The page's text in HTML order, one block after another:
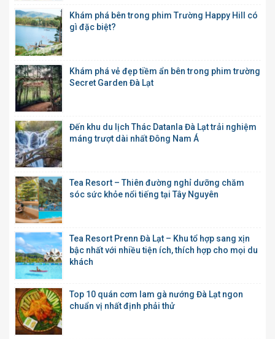
Khám phá bên trong phim Trường Happy Hill có
gì đặc biệt?
Khám phá vẻ đẹp tiềm ẩn bên trong phim trường
Secret Garden Đà Lạt
Đến khu du lịch Thác Datanla Đà Lạt trải nghiệm
máng trượt dài nhất Đông Nam Á
Tea Resort – Thiên đường nghỉ dưỡng chăm
sóc sức khỏe nổi tiếng tại Tây Nguyên
Tea Resort Prenn Đà Lạt – Khu tổ hợp sang xịn
bậc nhất với nhiều tiện ích, thích hợp cho mọi du
khách
Top 10 quán cơm lam gà nướng Đà Lạt ngon
chuẩn vị nhất định phải thử